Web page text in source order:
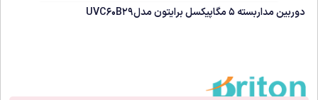
دوربین مداربسته 5 مگاپیکسل برایتون مدلUVC60B29